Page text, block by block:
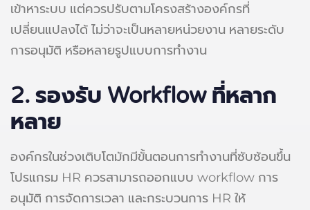
เข้าหาระบบ แต่ควรปรับตามโครงสร้างองค์กรที่
เปลี่ยนแปลงได้ ไม่ว่าจะเป็นหลายหน่วยงาน หลายระดับ
การอนุมัติ หรือหลายรูปแบบการทำงาน
2. รองรับ Workflow ที่หลาก
หลาย
องค์กรในช่วงเติบโตมักมีขั้นตอนการทำงานที่ซับซ้อนขึ้น
โปรแกรม HR ควรสามารถออกแบบ workflow การ
อนุมัติ การจัดการเวลา และกระบวนการ HR ให้